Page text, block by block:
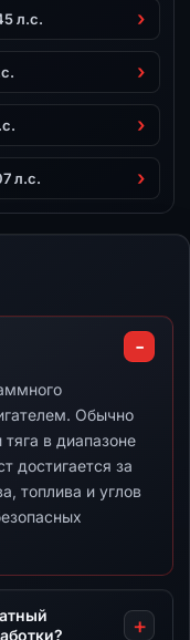
л.с.
л.с.
Обычно
в диапазоне
достигается за
топлива и углов